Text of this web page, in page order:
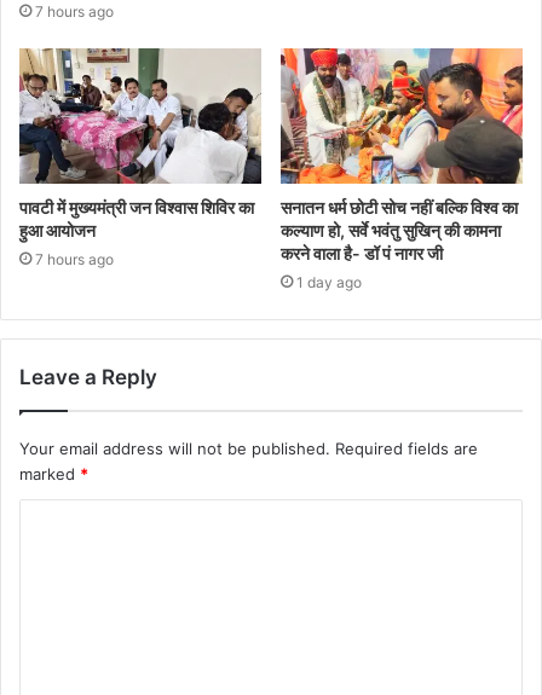
7 hours ago
पावटी में मुख्यमंत्री जन विश्वास शिविर का
हुआ आयोजन
7 hours ago
सनातन धर्म छोटी सोच नहीं बल्कि विश्व का
कल्याण हो, सर्वे भवंतु सुखिन् की कामना
करने वाला है- डॉ पं नागर जी
1 day ago
Leave a Reply
Your email address will not be published. Required fields are
marked *